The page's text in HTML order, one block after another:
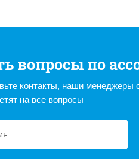
вопросы по
контакты, наши менеджеры
на все вопросы